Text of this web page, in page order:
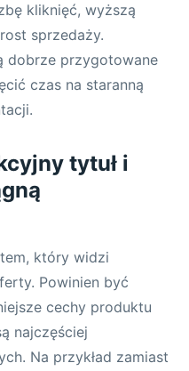
kliknięć, wyższą
sprzedaży.
dobrze przygotowane
czas na staranną
tytuł i
który widzi
Powinien być
cechy produktu
najczęściej
Na przykład zamiast